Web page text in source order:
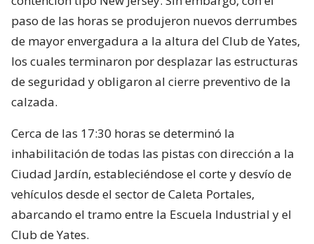
paso de las horas se produjeron nuevos derrumbes
de mayor envergadura a la altura del Club de Yates,
los cuales terminaron por desplazar las estructuras
de seguridad y obligaron al cierre preventivo de la
calzada.
Cerca de las 17:30 horas se determinó la
inhabilitación de todas las pistas con dirección a la
Ciudad Jardín, estableciéndose el corte y desvío de
vehículos desde el sector de Caleta Portales,
abarcando el tramo entre la Escuela Industrial y el
Club de Yates.